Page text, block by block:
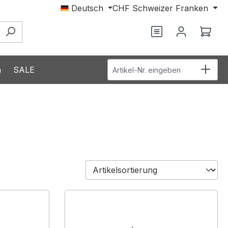
Deutsch CHF Schweizer Franken
Du hast 0
SALE Artikel-Nr. eingeben